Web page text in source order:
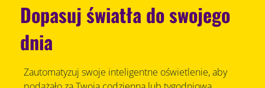
Dopasuj światła do swojego
dnia
Zautomatyzuj swoje inteligentne oświetlenie, aby